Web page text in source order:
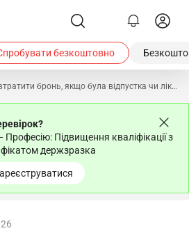
безкоштовно
Як не втратити бронь, якщо була відпустка чи лікарняний
Професію: Підвищення кваліфікації з
держзразка